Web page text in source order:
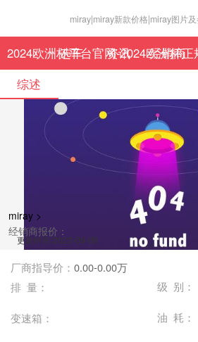
miray|miray新款价格|miray图片
2024欧洲杯平台官网-2024欧洲杯正
选车 资讯 经销商
综述
miray >
经销商报价：
更新时间:2023-09-09
厂商指导价： 0.00-0.00万
排 量：
级 别：
变速箱： 油 耗：